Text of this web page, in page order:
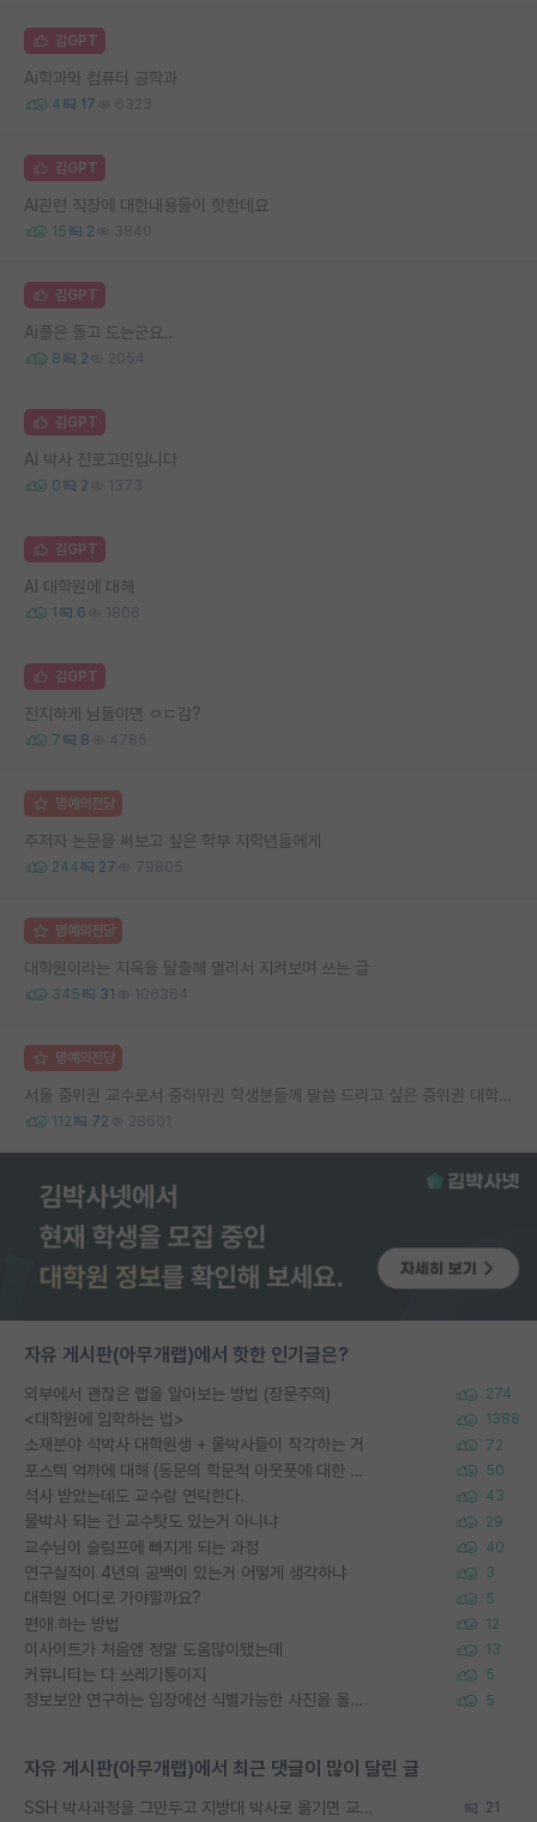
김GPT
Ai학과와 컴퓨터 공학과
4 17 6323
김GPT
AI관련 직장에 대한내용들이 핫한데요
15 2 3840
김GPT
Ai플은 돌고 도는군요..
8 2 2054
김GPT
AI 박사 진로고민입니다
0 2 1373
김GPT
AI 대학원에 대해
1 6 1806
김GPT
진지하게 님들이면 ㅇㄷ감?
7 8 4785
명예의전당
주저자 논문을 써보고 싶은 학부 저학년들에게
244 27 79805
명예의전당
대학원이라는 지옥을 탈출해 멀리서 지켜보며 쓰는 글
345 31 106364
명예의전당
서울 중위권 교수로서 중하위권 학생분들께 말씀 드리고 싶은 중위권 대학 연구실의 강점
112 72 28601
자유 게시판(아무개랩)에서 핫한 인기글은?
외부에서 괜찮은 랩을 알아보는 방법 (장문주의) 274
<대학원에 입학하는 법> 1388
소재분야 석박사 대학원생 + 물박사들이 착각하는 거 72
포스텍 억까에 대해 (동문의 학문적 아웃풋에 대한 반박) 50
석사 받았는데도 교수랑 연락한다. 43
물박사 되는 건 교수탓도 있는거 아니냐 29
교수님이 슬럼프에 빠지게 되는 과정 40
연구실적이 4년의 공백이 있는거 어떻게 생각하냐 3
대학원 어디로 가야할까요? 5
편애 하는 방법 12
이사이트가 처음엔 정말 도움많이됐는데 13
커뮤니티는 다 쓰레기통이지 5
정보보안 연구하는 입장에선 식별가능한 사진을 올리는건 비추이긴함 5
자유 게시판(아무개랩)에서 최근 댓글이 많이 달린 글
SSH 박사과정을 그만두고 지방대 박사로 옮기면 교수의 꿈은 끝일까요? 21